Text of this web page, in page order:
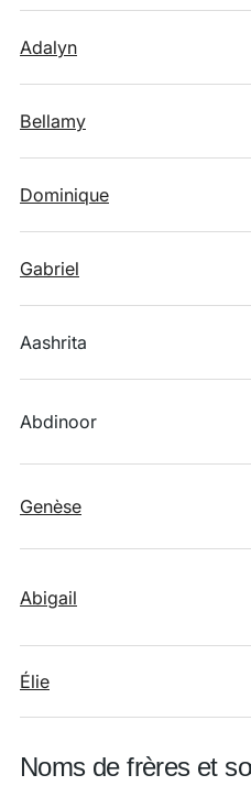
Adalyn
Bellamy
Dominique
Gabriel
Aashrita
Abdinoor
Genèse
Abigail
Élie
Noms de frères et